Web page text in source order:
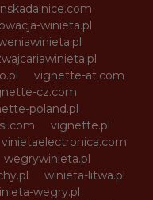
winieta.pl
vignette-at.com
cz.com
poland.pl
vignette.pl
vinietaelectronica.com
wegrywinieta.pl
winieta-litwa.pl
wegry.pl